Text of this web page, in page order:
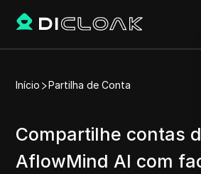
Início Partilha de Conta
Compartilhe contas
AflowMind AI com